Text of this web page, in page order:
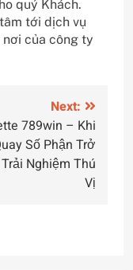
quý Khách.
tới dịch vụ
của công ty
Next:
789win – Khi
Số Phận Trở
Nghiệm Thú
Vị